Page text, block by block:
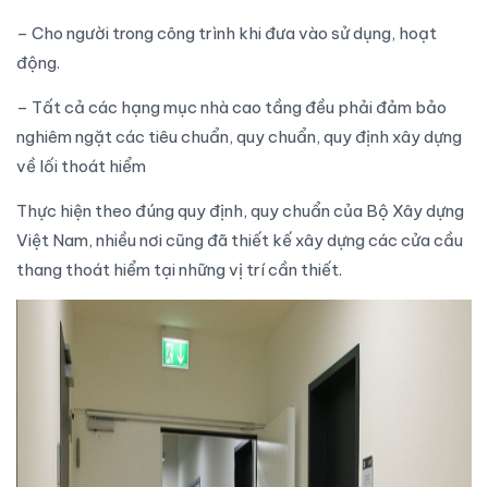
– Cho người trong công trình khi đưa vào sử dụng, hoạt
động.
– Tất cả các hạng mục nhà cao tầng đều phải đảm bảo
nghiêm ngặt các tiêu chuẩn, quy chuẩn, quy định xây dựng
về lối thoát hiểm
Thực hiện theo đúng quy định, quy chuẩn của Bộ Xây dựng
Việt Nam, nhiều nơi cũng đã thiết kế xây dựng các cửa cầu
thang thoát hiểm tại những vị trí cần thiết.